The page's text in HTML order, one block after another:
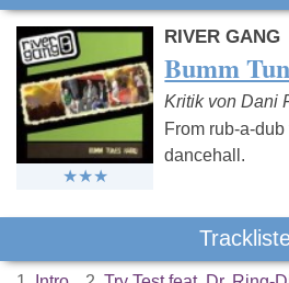
RIVER GANG
Bumm
Kritik von Dani
From rub-a-
dancehall.